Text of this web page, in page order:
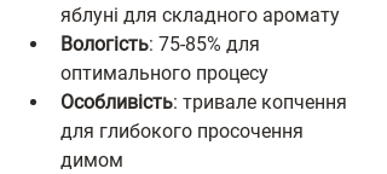
яблуні для складного аромату
Вологість: 75-85% для
оптимального процесу
Особливість: тривале копчення
для глибокого просочення
димом